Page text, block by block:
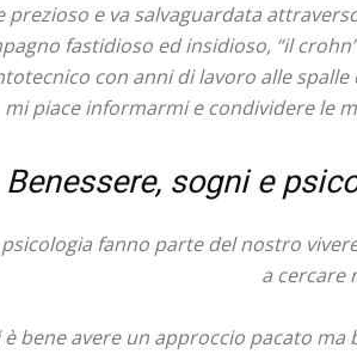
prezioso e va salvaguardata
fastidioso ed insidioso, “il
con anni di lavoro alle
mi piace informarmi e condividere le
Benessere, sogni e
psicologia fanno parte del nostro
a cercare
bene avere un approccio pacato